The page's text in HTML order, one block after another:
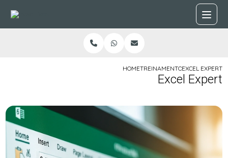
HOMETREINAMENTOSEXCEL EXPERT
Excel Expert